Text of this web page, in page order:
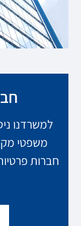
למשרדנו
משפטי
חברות